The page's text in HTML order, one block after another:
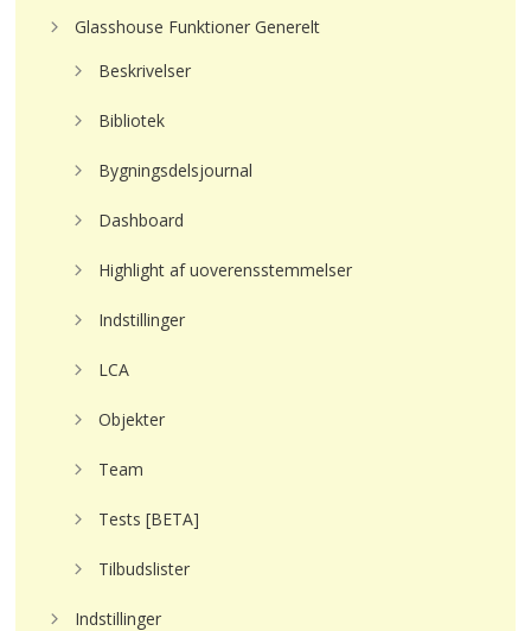
Glasshouse Funktioner Generelt
Beskrivelser
Bibliotek
Bygningsdelsjournal
Dashboard
Highlight af uoverensstemmelser
Indstillinger
LCA
Objekter
Team
Tests [BETA]
Tilbudslister
Indstillinger